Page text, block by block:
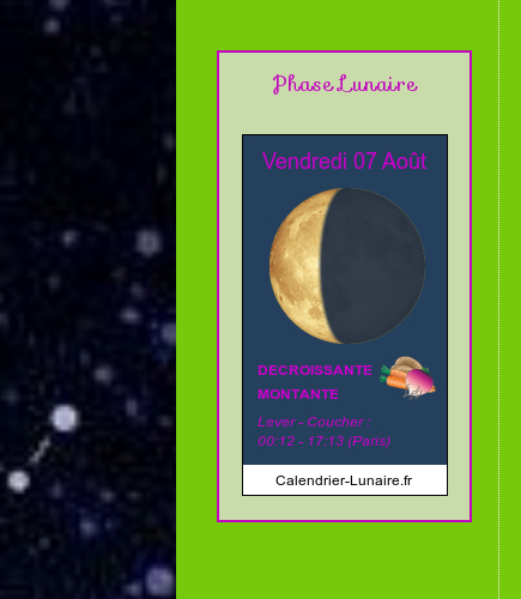
Phase Lunaire